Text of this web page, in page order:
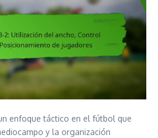
enfoque táctico en el fútbol que
y la organización